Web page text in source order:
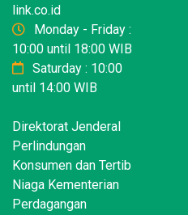
link.co.id
Monday - Friday :
10:00 until 18:00 WIB
Saturday : 10:00
until 14:00 WIB
Direktorat Jenderal
Perlindungan
Konsumen dan Tertib
Niaga Kementerian
Perdagangan